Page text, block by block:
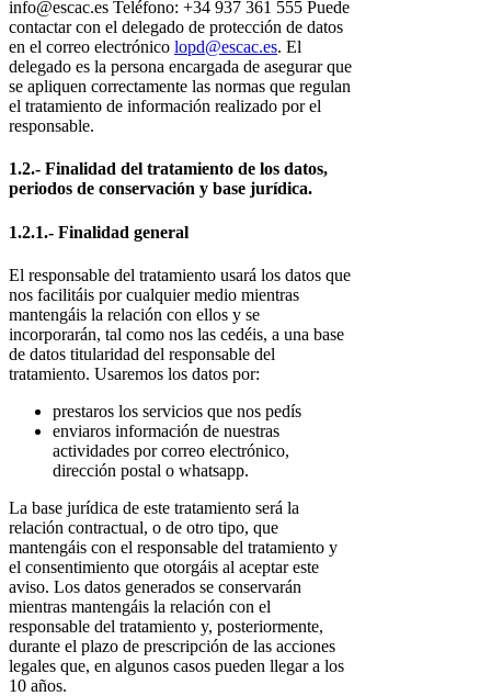
info@escac.es Teléfono: +34 937 361 555 Puede
contactar con el delegado de protección de datos
en el correo electrónico lopd@escac.es. El
delegado es la persona encargada de asegurar que
se apliquen correctamente las normas que regulan
el tratamiento de información realizado por el
responsable.
1.2.- Finalidad del tratamiento de los datos,
periodos de conservación y base jurídica.
1.2.1.- Finalidad general
El responsable del tratamiento usará los datos que
nos facilitáis por cualquier medio mientras
mantengáis la relación con ellos y se
incorporarán, tal como nos las cedéis, a una base
de datos titularidad del responsable del
tratamiento. Usaremos los datos por:
prestaros los servicios que nos pedís
enviaros información de nuestras
actividades por correo electrónico,
dirección postal o whatsapp.
La base jurídica de este tratamiento será la
relación contractual, o de otro tipo, que
mantengáis con el responsable del tratamiento y
el consentimiento que otorgáis al aceptar este
aviso. Los datos generados se conservarán
mientras mantengáis la relación con el
responsable del tratamiento y, posteriormente,
durante el plazo de prescripción de las acciones
legales que, en algunos casos pueden llegar a los
10 años.